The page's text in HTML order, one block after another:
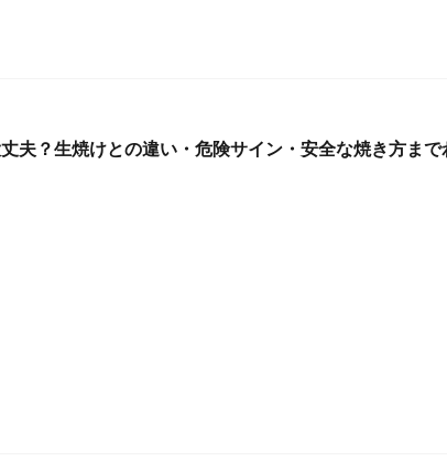
夫？生焼けとの違い・危険サイン・安全な焼き方まで